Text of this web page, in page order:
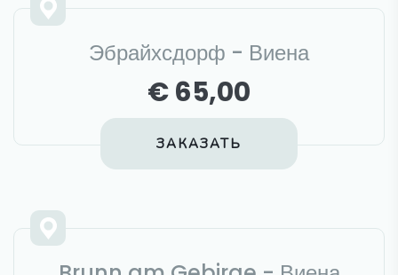
Эбрайхсдорф - Виена
€ 65,00
ЗАКАЗАТЬ